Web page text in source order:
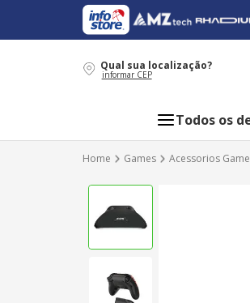
Qual sua localização?
informar CEP
Todos os
Games Acessorios